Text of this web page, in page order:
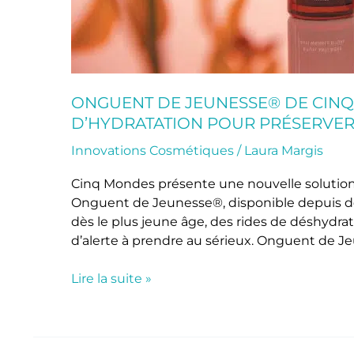
ONGUENT DE JEUNESSE® DE
D’HYDRATATION POUR
Innovations Cosmétiques / Laura Margis
Cinq Mondes présente une nouvelle
Onguent de Jeunesse®, disponible depuis
dès le plus jeune âge, des rides de
d’alerte à prendre au sérieux. Onguent de
Lire la suite »